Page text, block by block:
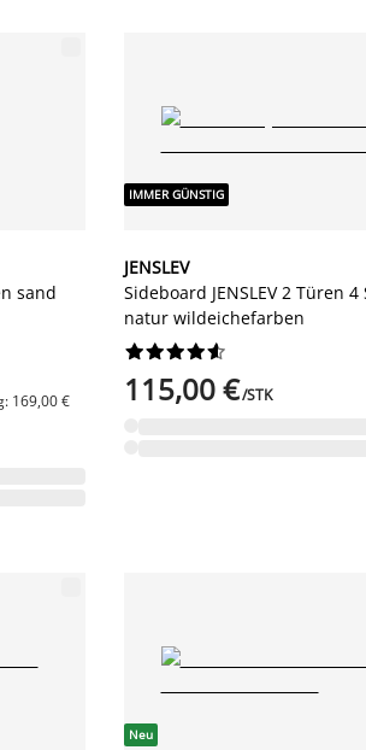
sand
169,00 €
IMMER GÜNSTIG
JENSLEV
Sideboard JENSLEV 2 Türen
natur wildeichefarben






115,00 €/STK
Neu